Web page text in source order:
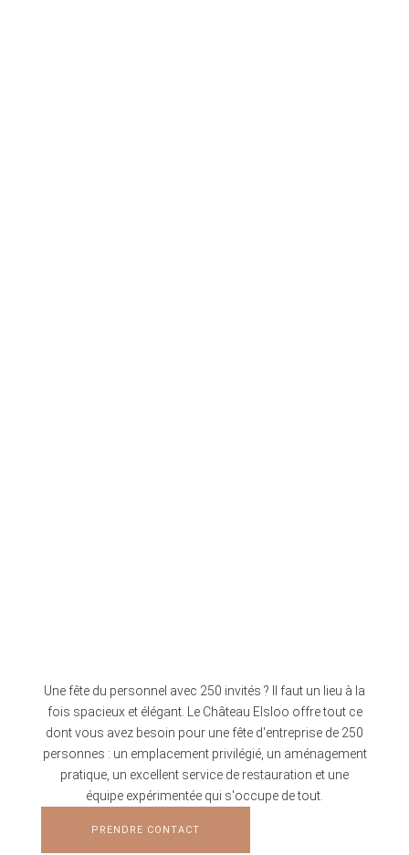
Une fête du personnel avec 250 invités ? Il faut un lieu à la
fois spacieux et élégant. Le Château Elsloo offre tout ce
dont vous avez besoin pour une fête d'entreprise de 250
personnes : un emplacement privilégié, un aménagement
pratique, un excellent service de restauration et une
équipe expérimentée qui s'occupe de tout.
PRENDRE CONTACT